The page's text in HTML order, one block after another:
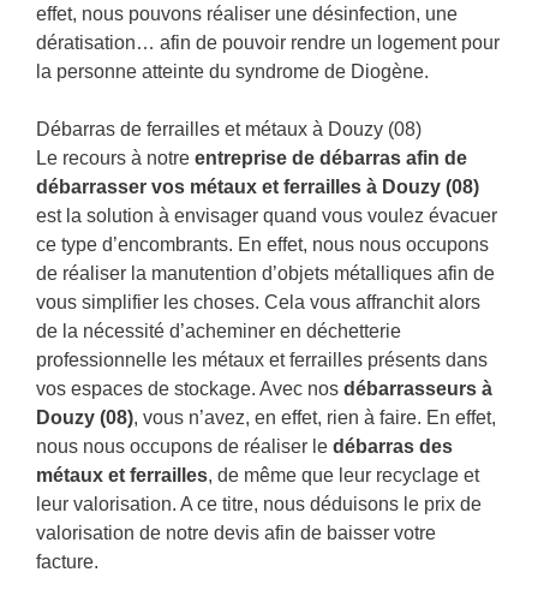
effet, nous pouvons réaliser une désinfection, une
dératisation… afin de pouvoir rendre un logement pour
la personne atteinte du syndrome de Diogène.
Débarras de ferrailles et métaux à Douzy (08)
Le recours à notre entreprise de débarras afin de
débarrasser vos métaux et ferrailles à Douzy (08)
est la solution à envisager quand vous voulez évacuer
ce type d’encombrants. En effet, nous nous occupons
de réaliser la manutention d’objets métalliques afin de
vous simplifier les choses. Cela vous affranchit alors
de la nécessité d’acheminer en déchetterie
professionnelle les métaux et ferrailles présents dans
vos espaces de stockage. Avec nos débarrasseurs à
Douzy (08), vous n’avez, en effet, rien à faire. En effet,
nous nous occupons de réaliser le débarras des
métaux et ferrailles, de même que leur recyclage et
leur valorisation. A ce titre, nous déduisons le prix de
valorisation de notre devis afin de baisser votre
facture.